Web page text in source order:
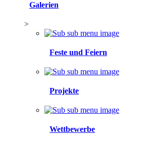
Galerien
>
Feste und Feiern
Projekte
Wettbewerbe